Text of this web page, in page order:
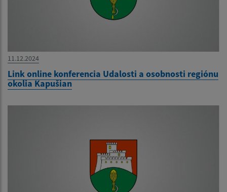
11.12.2024
Link online konferencia Udalosti a osobnosti regiónu
okolia Kapušian